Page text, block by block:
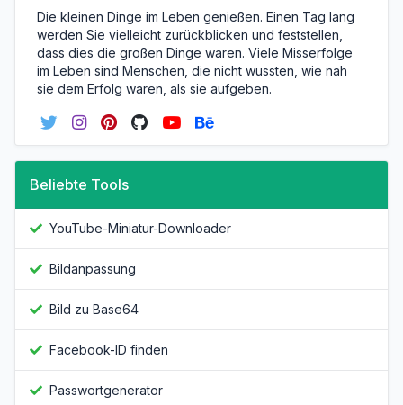
Die kleinen Dinge im Leben genießen. Einen Tag lang
werden Sie vielleicht zurückblicken und feststellen,
dass dies die großen Dinge waren. Viele Misserfolge
im Leben sind Menschen, die nicht wussten, wie nah
sie dem Erfolg waren, als sie aufgeben.
Beliebte Tools
YouTube-Miniatur-Downloader
Bildanpassung
Bild zu Base64
Facebook-ID finden
Passwortgenerator